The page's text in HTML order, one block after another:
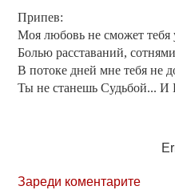
Припев:
Моя любовь не сможет тебя
Болью расставаний,
В потоке дней мне тебя не
Ты не станешь Судьбой... И
Зареди коментарите